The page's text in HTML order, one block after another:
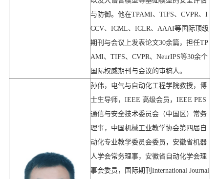
与防御。他在TPAMI、 TIFS、 CVPR、 I
CCV、 ICML、 ICLR、 AAAI等国际顶级
期刊与会议上发表论文30余篇，担任TP
AMI、 TIFS、 CVPR、 NeurIPS等30余个
国际权威期刊与会议的审稿人。
孙伟，电气与自动化工程学院教授，博
士生导师， IEEE 高级会员， IEEE PES
通信与安全技术委员会（中国区）常务
理事，中国机械工业教学协会第四届自
动化专业教学委员会委员，安徽省机器
人学会常务理事，安徽省自动化学会理
事会委员，国际期刊 International Journal